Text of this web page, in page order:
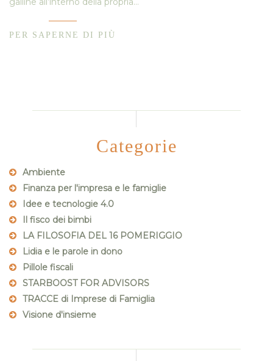
PER SAPERNE DI PIÙ
Categorie
Ambiente
Finanza per l'impresa e le famiglie
Idee e tecnologie 4.0
Il fisco dei bimbi
LA FILOSOFIA DEL 16 POMERIGGIO
Lidia e le parole in dono
Pillole fiscali
STARBOOST FOR ADVISORS
TRACCE di Imprese di Famiglia
Visione d'insieme